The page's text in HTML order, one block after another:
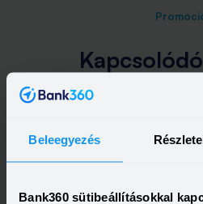
Beleegyezés
Bank360 sütibeállításokkal
LAKÁSHITEL